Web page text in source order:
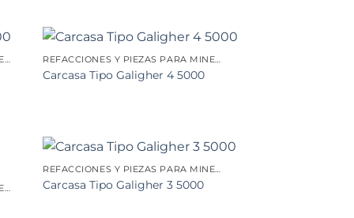
REFACCIONES Y PIEZAS PARA MINERÍA REFACCIONES Y PIEZAS PARA MINERÍA
Carcasa Tipo Galigher 4 5000
REFACCIONES Y PIEZAS PARA MINERÍA
REFACCIONES Y PIEZAS PARA MINERÍA
Carcasa Tipo Galigher 3 5000